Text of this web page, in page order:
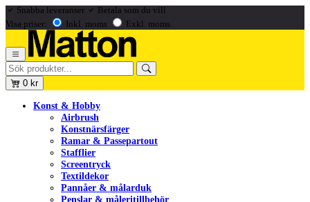
Snabba leveranser
Betala som du vill
Visa priser:
Inkl. moms Exkl. moms
0 kr
Konst & Hobby
Airbrush
Konstnärsfärger
Ramar & Passepartout
Stafflier
Screentryck
Textildekor
Pannåer & målarduk
Penslar & måleritillbehör